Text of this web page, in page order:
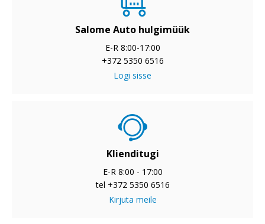
Salome Auto hulgimüük
E-R 8:00-17:00
+372 5350 6516
Logi sisse
Klienditugi
E-R 8:00 - 17:00
tel +372 5350 6516
Kirjuta meile